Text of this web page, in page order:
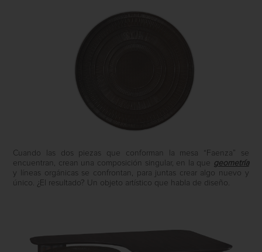
Cuando las dos piezas que conforman la mesa “Faenza” se
encuentran, crean una composición singular, en la que geometría
y líneas orgánicas se confrontan, para juntas crear algo nuevo y
único. ¿El resultado? Un objeto artístico que habla de diseño.